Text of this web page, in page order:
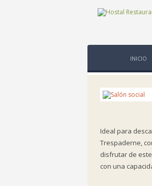
INICIO
Ideal para
Trespaderne,
disfrutar de
con una